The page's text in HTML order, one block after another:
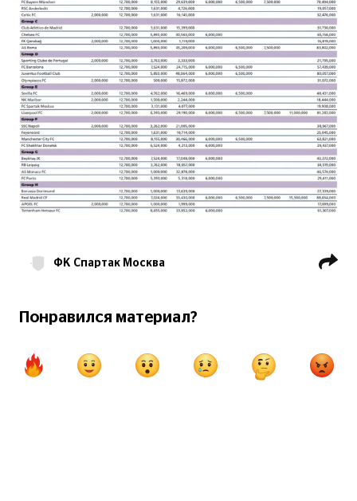
ФК Спартак Москва
Лига чемпионов
Понравился материал?